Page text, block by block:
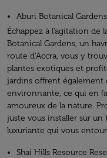
Aburi Botanical Gardens
Échappez à l'agitation de
Botanical Gardens, un
route d’Accra, vous y
plantes exotiques et
jardins offrent également
environnante, ce qui en
amoureux de la nature.
juste vous installer sur
luxuriante qui vous
Shai Hills Resource